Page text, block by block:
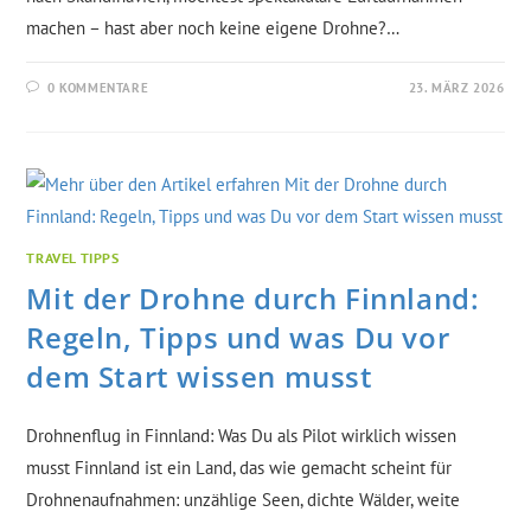
machen – hast aber noch keine eigene Drohne?…
0 KOMMENTARE 23. MÄRZ 2026
TRAVEL TIPPS
Mit der Drohne durch Finnland:
Regeln, Tipps und was Du vor
dem Start wissen musst
Drohnenflug in Finnland: Was Du als Pilot wirklich wissen
musst Finnland ist ein Land, das wie gemacht scheint für
Drohnenaufnahmen: unzählige Seen, dichte Wälder, weite